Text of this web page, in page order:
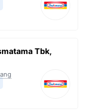
Tbk,